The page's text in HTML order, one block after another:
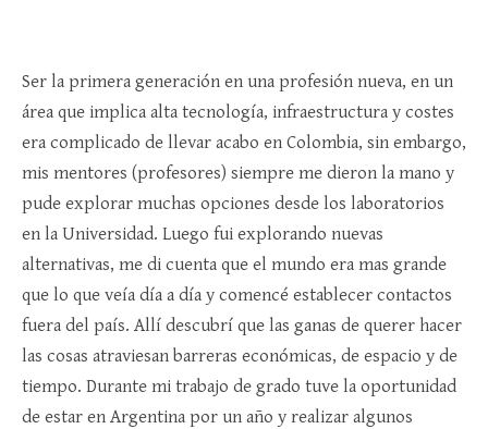
Ser la primera generación en una profesión nueva, en un
área que implica alta tecnología, infraestructura y costes
era complicado de llevar acabo en Colombia, sin embargo,
mis mentores (profesores) siempre me dieron la mano y
pude explorar muchas opciones desde los laboratorios
en la Universidad. Luego fui explorando nuevas
alternativas, me di cuenta que el mundo era mas grande
que lo que veía día a día y comencé establecer contactos
fuera del país. Allí descubrí que las ganas de querer hacer
las cosas atraviesan barreras económicas, de espacio y de
tiempo. Durante mi trabajo de grado tuve la oportunidad
de estar en Argentina por un año y realizar algunos